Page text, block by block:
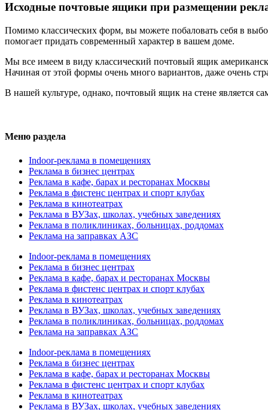
Исходные почтовые ящики при размещении
Помимо классических форм, вы можете побаловать себя в
помогает придать современный характер в вашем доме.
Мы все имеем в виду классический почтовый ящик
Начиная от этой формы очень много вариантов, даже очень
В нашей культуре, однако, почтовый ящик на стене является
Меню раздела
Indoor-реклама в помещениях
Реклама в бизнес центрах
Реклама в кафе, барах и ресторанах Москвы
Реклама в фистенс центрах и спорт клубах
Реклама в кинотеатрах
Реклама в ВУЗах, школах, учебных заведениях
Реклама в поликлиниках, больницах, роддомах
Реклама на заправках АЗС
Indoor-реклама в помещениях
Реклама в бизнес центрах
Реклама в кафе, барах и ресторанах Москвы
Реклама в фистенс центрах и спорт клубах
Реклама в кинотеатрах
Реклама в ВУЗах, школах, учебных заведениях
Реклама в поликлиниках, больницах, роддомах
Реклама на заправках АЗС
Indoor-реклама в помещениях
Реклама в бизнес центрах
Реклама в кафе, барах и ресторанах Москвы
Реклама в фистенс центрах и спорт клубах
Реклама в кинотеатрах
Реклама в ВУЗах, школах, учебных заведениях